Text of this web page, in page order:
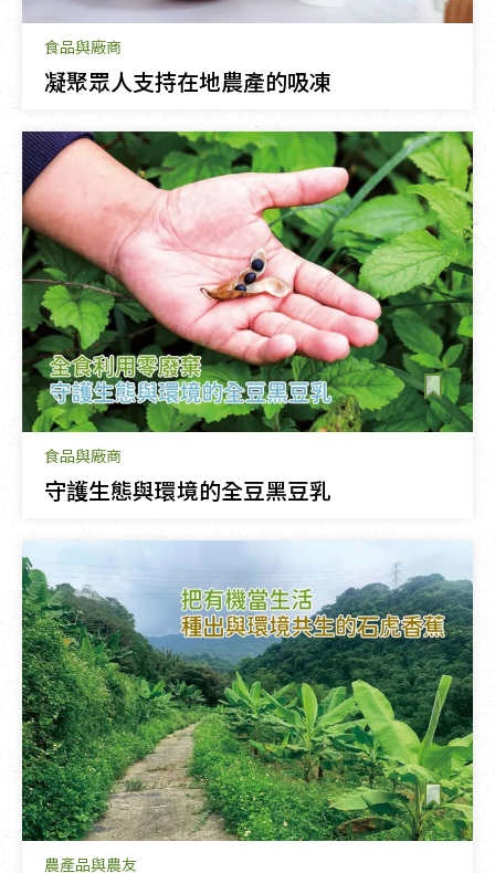
食品與廠商
凝聚眾人支持在地農產的吸凍
食品與廠商
守護生態與環境的全豆黑豆乳
農產品與農友